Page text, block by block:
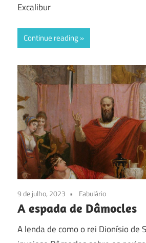
Excalibur
Continue reading
9 de julho, 2023 Fabulário
A espada de Dâmocles
A lenda de como o rei Dionísio de